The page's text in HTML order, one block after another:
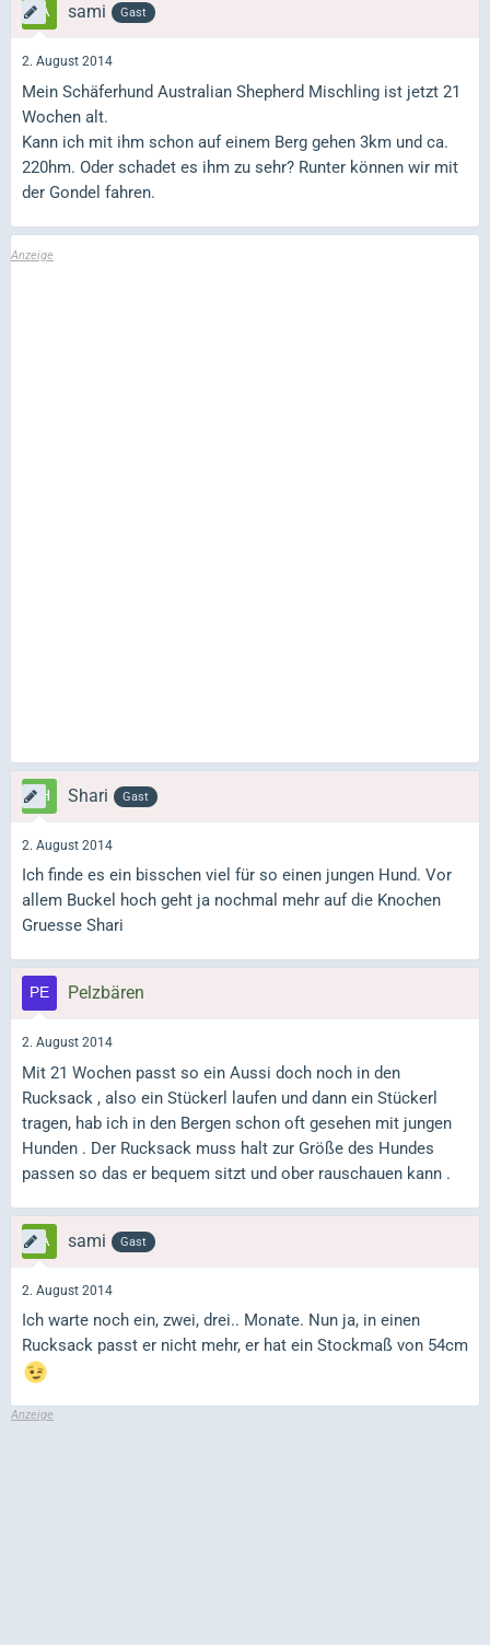
sami Gast
2. August 2014
Mein Schäferhund Australian Shepherd Mischling ist jetzt 21
Wochen alt.
Kann ich mit ihm schon auf einem Berg gehen 3km und ca.
220hm. Oder schadet es ihm zu sehr? Runter können wir mit
der Gondel fahren.
Shari Gast
2. August 2014
Ich finde es ein bisschen viel für so einen jungen Hund. Vor
allem Buckel hoch geht ja nochmal mehr auf die Knochen
Gruesse Shari
Pelzbären
2. August 2014
Mit 21 Wochen passt so ein Aussi doch noch in den
Rucksack , also ein Stückerl laufen und dann ein Stückerl
tragen, hab ich in den Bergen schon oft gesehen mit jungen
Hunden . Der Rucksack muss halt zur Größe des Hundes
passen so das er bequem sitzt und ober rauschauen kann .
sami Gast
2. August 2014
Ich warte noch ein, zwei, drei.. Monate. Nun ja, in einen
Rucksack passt er nicht mehr, er hat ein Stockmaß von 54cm